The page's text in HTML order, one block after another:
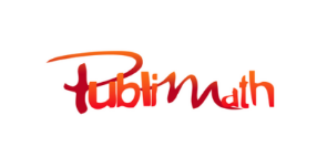
contenuPublimath